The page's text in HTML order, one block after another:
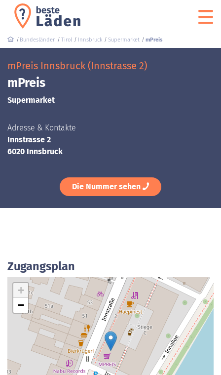
Bundesländer Tirol Innsbruck Supermarket mPreis
mPreis Innsbruck (Innstrasse 2)
mPreis
Supermarket
Adresse & Kontakte
Innstrasse 2
6020 Innsbruck
Die Nummer sehen
Zugangsplan
+
−